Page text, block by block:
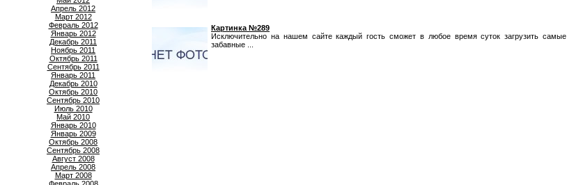
Апрель 2012
Март 2012
Февраль 2012
Январь 2012
Декабрь 2011
Ноябрь 2011
Октябрь 2011
Сентябрь 2011
Январь 2011
Декабрь 2010
Октябрь 2010
Сентябрь 2010
Июль 2010
Май 2010
Январь 2010
Январь 2009
Октябрь 2008
Сентябрь 2008
Август 2008
Апрель 2008
Март 2008
Картинка №289
Исключительно на нашем сайте каждый гость сможет в любое время суток загрузить самые
забавные ...